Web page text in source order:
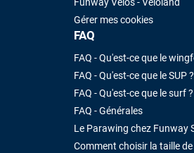
Funway Vélos - Veloland
Gérer mes cookies
FAQ
FAQ - Qu'est-ce que le
FAQ - Qu'est-ce que le SUP ?
FAQ - Qu'est-ce que le surf ?
FAQ - Générales
Le Parawing chez Funway
Comment choisir la taille